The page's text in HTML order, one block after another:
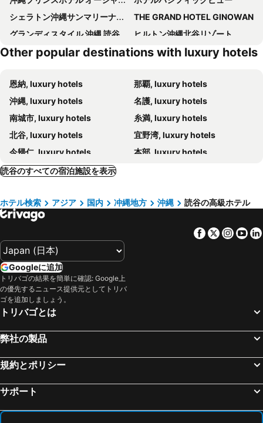
シェラトン沖縄サンマリーナリゾート
THE GRAND HOTEL GINOWAN
グランディスタイル 沖縄 読谷 ホテル & リゾート
ヒルトン沖縄北谷リゾート
ザ・ナハテラス
MB ギャラリーチャタン by ザ・テラスホテルズ
ホテルサンセットテラス
ラパン ミハマ レジデンスホテル
Lazor Sea Resort
Maeda Beach Hotel
タイムリッチ
A&B Omoromachi Station
コンドミニアム・ yuyuki
青と碧と白と沖縄
Other popular destinations with luxury hotels
恩納, luxury hotels
那覇, luxury hotels
沖縄, luxury hotels
名護, luxury hotels
南城市, luxury hotels
糸満, luxury hotels
北谷, luxury hotels
宜野湾, luxury hotels
今帰仁, luxury hotels
本部, luxury hotels
浦添市, luxury hotels
読谷のすべての宿泊施設を表示
ホテル検索 アジア 国内 冲縄地方 沖縄 読谷の高級ホテル
Facebook
Twitter
Googleに追加
トリバゴの結果を簡単に確認: Google上
の優先するニュース提供元としてトリバ
ゴを追加しましょう。
トリバゴとは
弊社の製品
規約とポリシー
サポート